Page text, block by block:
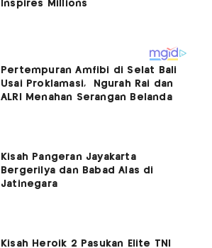
Pertempuran Amfibi di Selat Bali
Usai Proklamasi, Ngurah Rai dan
ALRI Menahan Serangan Belanda
Kisah Pangeran Jayakarta
Bergerilya dan Babad Alas di
Jatinegara
Kisah Heroik 2 Pasukan Elite TNI